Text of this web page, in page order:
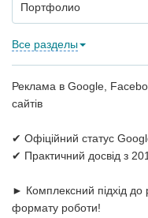
Портфолио
Все разделы
Реклама в Google,
сайтів
✔ Офіційний статус
✔ Практичний досвід з
► Комплексний підхід до
формату роботи!